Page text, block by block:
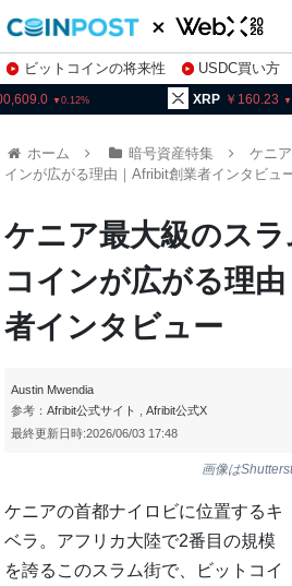
ビットコインの将来性 USDC買い方
株特集・関連銘柄
0.12 XRP 160.23
ホーム 暗号資産特集
ケニ
インが広がる理由｜Afribit創業者インタビュ
ケニア最大級のス
コインが広がる理
者インタビュー
Austin Mwendia
参考： Afribit公式サイト Afribit公式X
最終更新日時:2026/06/03 17:48
画像は
ケニアの首都ナイロビに位置するキ
ベラ。アフリカ大陸で2番目の規模
を誇るこのスラム街で、ビットコイ